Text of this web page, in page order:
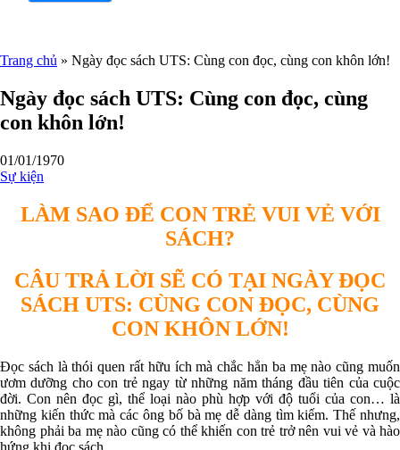
Trang chủ » Ngày đọc sách UTS: Cùng con đọc, cùng con khôn lớn!
Ngày đọc sách UTS: Cùng con đọc, cùng
con khôn lớn!
01/01/1970
Sự kiện
LÀM SAO ĐỂ CON TRẺ VUI VẺ VỚI
SÁCH?
CÂU TRẢ LỜI SẼ CÓ TẠI NGÀY ĐỌC
SÁCH UTS: CÙNG CON ĐỌC, CÙNG
CON KHÔN LỚN!
Đọc sách là thói quen rất hữu ích mà chắc hẳn ba mẹ nào cũng muốn
ươm dưỡng cho con trẻ ngay từ những năm tháng đầu tiên của cuộc
đời. Con nên đọc gì, thể loại nào phù hợp với độ tuổi của con… là
những kiến thức mà các ông bố bà mẹ dễ dàng tìm kiếm. Thế nhưng,
không phải ba mẹ nào cũng có thể khiến con trẻ trở nên vui vẻ và hào
hứng khi đọc sách.